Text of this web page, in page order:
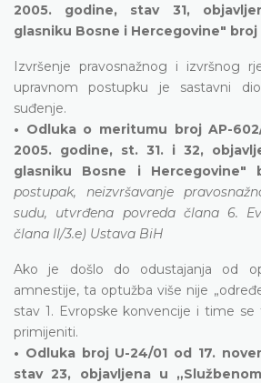
2005. godine, stav 31,
glasniku Bosne i Hercegovine"
Izvršenje pravosnažnog i izvršnog
upravnom postupku je sastavni
suđenje.
• Odluka o meritumu broj AP-
2005. godine, st. 31. i 32,
glasniku Bosne i Hercegovine"
postupak, neizvršavanje
sudu, utvrđena povreda člana 6.
člana II/3.e) Ustava BiH
Ako je došlo do odustajanja od
amnestije, ta optužba više nije
stav 1. Evropske konvencije i time
primijeniti.
• Odluka broj U-24/01 od 17.
stav 23, objavljena u